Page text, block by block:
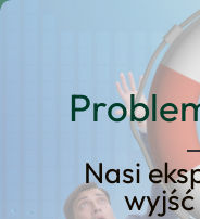
Nasi
wyjść
Przejdź